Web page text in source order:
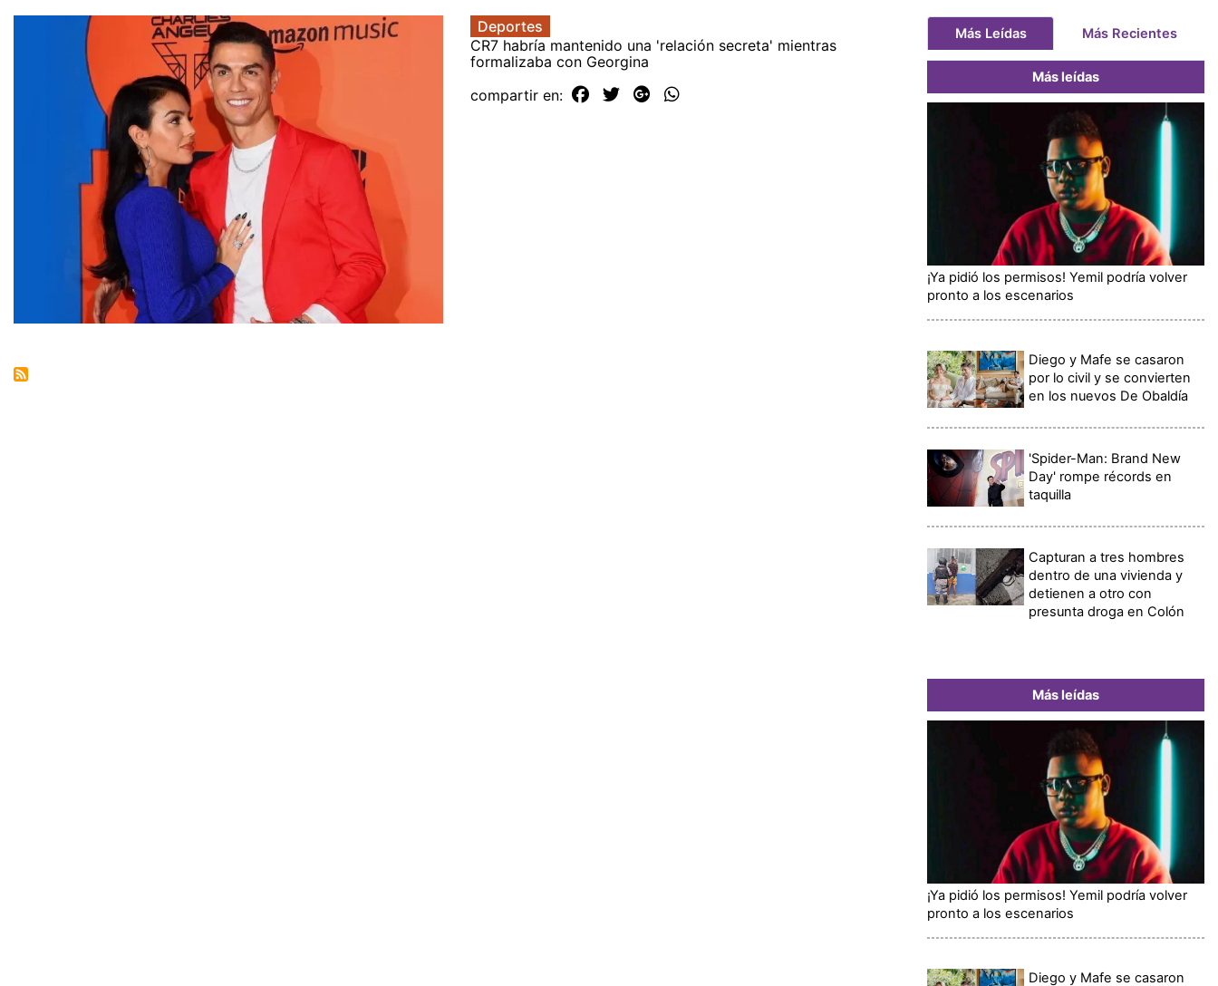
Deportes
CR7 habría mantenido una 'relación secreta' mientras
formalizaba con Georgina
compartir en:
Más Leídas Más Recientes
Más leídas
¡Ya pidió los permisos! Yemil podría volver
pronto a los escenarios
Diego y Mafe se casaron
por lo civil y se convierten
en los nuevos De Obaldía
'Spider-Man: Brand New
Day' rompe récords en
taquilla
Capturan a tres hombres
dentro de una vivienda y
detienen a otro con
presunta droga en Colón
Más leídas
¡Ya pidió los permisos! Yemil podría volver
pronto a los escenarios
Diego y Mafe se casaron